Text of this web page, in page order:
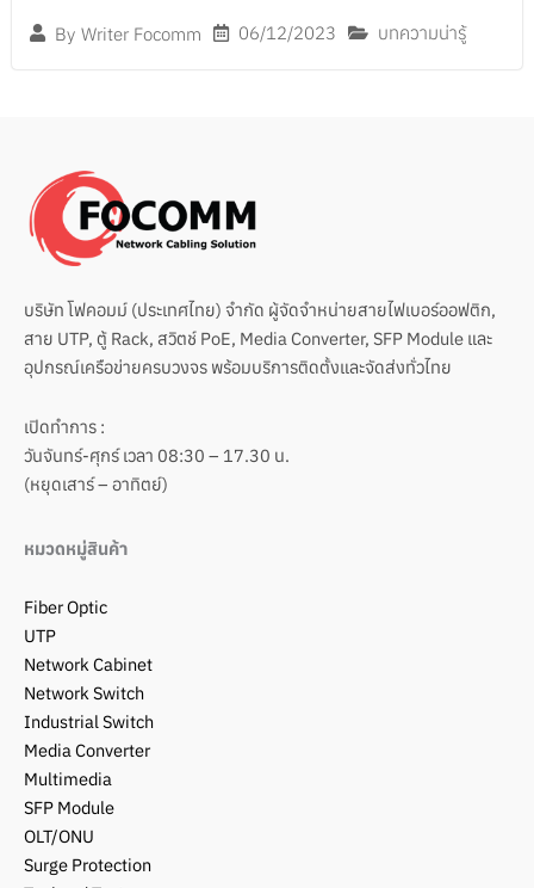
By Writer Focomm 06/12/2023 บทความน่ารู้
บริษัท โฟคอมม์ (ประเทศไทย) จำกัด ผู้จัดจำหน่ายสายไฟเบอร์ออฟติก,
สาย UTP, ตู้ Rack, สวิตช์ PoE, Media Converter, SFP Module และ
อุปกรณ์เครือข่ายครบวงจร พร้อมบริการติดตั้งและจัดส่งทั่วไทย
เปิดทำการ :
วันจันทร์-ศุกร์ เวลา 08:30 – 17.30 น.
(หยุดเสาร์ – อาทิตย์)
หมวดหมู่สินค้า
Fiber Optic
UTP
Network Cabinet
Network Switch
Industrial Switch
Media Converter
Multimedia
SFP Module
OLT/ONU
Surge Protection